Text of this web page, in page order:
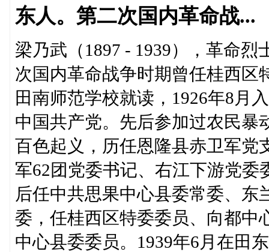
东人。第二次国内革命战...
梁乃武（1897 - 1939），革命
次国内革命战争时期曾任桂西区
田南师范学校就读，1926年8月
中国共产党。先后参加过农民暴
百色起义，历任恩隆县赤卫军党
军62团党委书记、右江下游党
后任中共思果中心县委常委、
委，任桂西区特委委员、向都中
中心县委委员。1939年6月在田